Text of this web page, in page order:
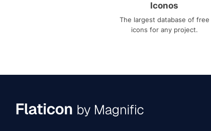
Iconos
The largest database of free
icons for any project.